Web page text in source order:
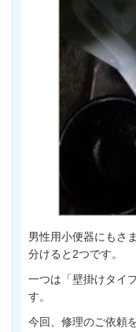
男性用小便器にもさ
分けると2つです。
一つは「壁掛けタイ
す。
今回、修理のご依頼